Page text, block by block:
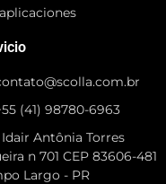
(41) 98780-6963
Idair Antônia Torres
n 701 CEP 83606-481
Largo - PR